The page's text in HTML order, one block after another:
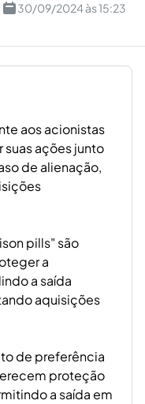
30/09/2024 às 15:23
aos acionistas
ações junto
de alienação,
pills" são
a
a saída
aquisições
de preferência
proteção
a saída em